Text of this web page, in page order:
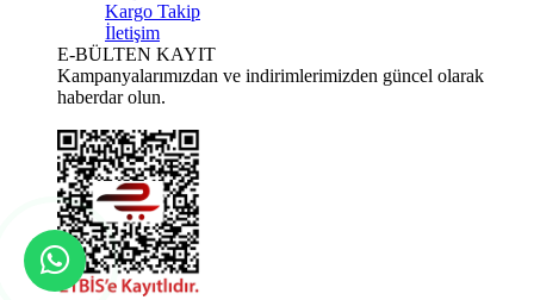
Kargo Takip
İletişim
E-BÜLTEN KAYIT
Kampanyalarımızdan ve indirimlerimizden güncel olarak
haberdar olun.